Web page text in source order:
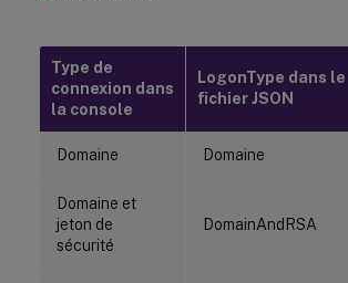
Type de
connexion dans
la console
LogonType dans le
fichier JSON
Domaine Domaine
Domaine et
jeton de
sécurité
DomainAndRSA